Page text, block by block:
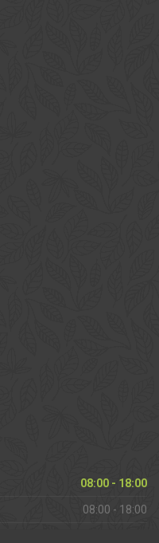
08:00 - 18:00
08:00 - 18:00